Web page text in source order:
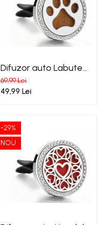
Difuzor auto Labute
de catel, , stil și
prospețime în mașina
69,99 Lei
49,99 Lei
-29%
NOU